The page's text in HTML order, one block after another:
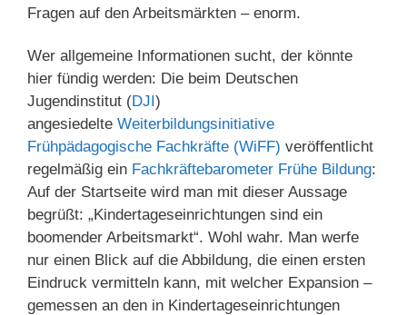
Fragen auf den Arbeitsmärkten – enorm.
Wer allgemeine Informationen sucht, der könnte
hier fündig werden: Die beim Deutschen
Jugendinstitut (DJI)
angesiedelte Weiterbildungsinitiative
Frühpädagogische Fachkräfte (WiFF) veröffentlicht
regelmäßig ein Fachkräftebarometer Frühe Bildung:
Auf der Startseite wird man mit dieser Aussage
begrüßt: „Kindertageseinrichtungen sind ein
boomender Arbeitsmarkt“. Wohl wahr. Man werfe
nur einen Blick auf die Abbildung, die einen ersten
Eindruck vermitteln kann, mit welcher Expansion –
gemessen an den in Kindertageseinrichtungen